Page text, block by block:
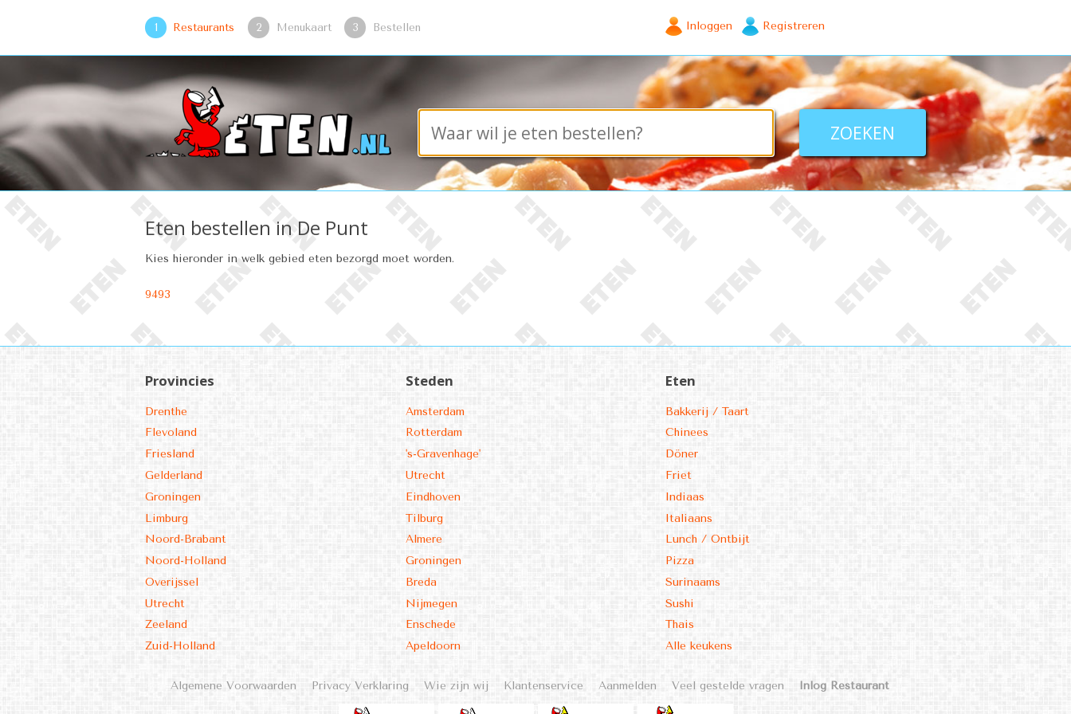
1 Restaurants 2 Menukaart 3 Bestellen Inloggen Registreren
Eten bestellen in De Punt
Kies hieronder in welk gebied eten bezorgd moet worden.
9493
Provincies
Drenthe
Flevoland
Friesland
Gelderland
Groningen
Limburg
Noord-Brabant
Noord-Holland
Overijssel
Utrecht
Zeeland
Zuid-Holland
Steden
Amsterdam
Rotterdam
's-Gravenhage'
Utrecht
Eindhoven
Tilburg
Almere
Groningen
Breda
Nijmegen
Enschede
Apeldoorn
Eten
Bakkerij / Taart
Chinees
Döner
Friet
Indiaas
Italiaans
Lunch / Ontbijt
Pizza
Surinaams
Sushi
Thais
Alle keukens
Algemene Voorwaarden Privacy Verklaring Wie zijn wij Klantenservice Aanmelden Veel gestelde vragen Inlog Restaurant